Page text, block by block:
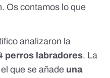
Os contamos lo que
analizaron la
perros labradores. La
que se añade una